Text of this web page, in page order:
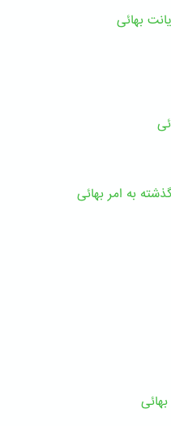
بهائی
به امر بهائی